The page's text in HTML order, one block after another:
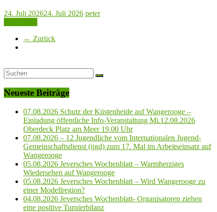
24. Juli 202624. Juli 2026 peter
← Zurück
Neueste Beiträge
07.08.2026 Schutz der Küstenheide auf Wangerooge –
Einladung öffentliche Info-Veranstaltung Mi.12.08.2026
Oberdeck Platz am Meer 19.00 Uhr
07.08.2026 – 12 Jugendliche vom Internationalen Jugend-
Gemeinschaftsdienst (ijgd) zum 17. Mal im Arbeitseinsatz auf
Wangerooge
05.08.2026 Jeversches Wochenblatt – Warmherziges
Wiedersehen auf Wangerooge
05.08.2026 Jeversches Wochenblatt – Wird Wangerooge zu
einer Modellregion?
04.08.2026 Jeversches Wochenblatt- Organisatoren ziehen
eine positive Turnierbilanz